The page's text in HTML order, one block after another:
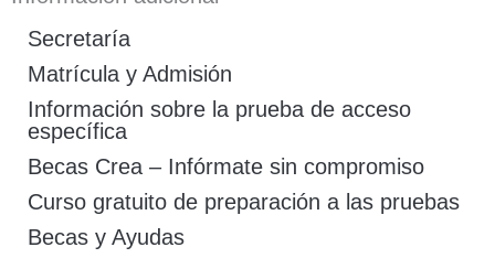
Secretaría
Matrícula y Admisión
Información sobre la prueba de acceso
específica
Becas Crea – Infórmate sin compromiso
Curso gratuito de preparación a las pruebas
Becas y Ayudas